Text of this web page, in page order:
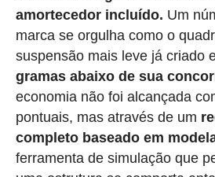
amortecedor incluído. Um
marca se orgulha como o
suspensão mais leve já criado
gramas abaixo de sua
economia não foi alcançada
pontuais, mas através de um
completo baseado em
ferramenta de simulação que